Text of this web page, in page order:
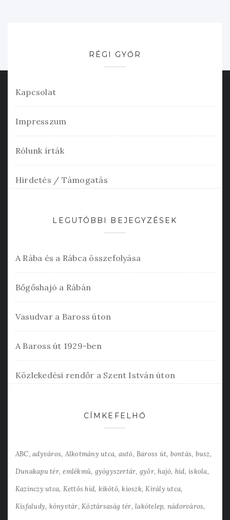
RÉGI GYŐR
Kapcsolat
Impresszum
Rólunk írták
Hirdetés / Támogatás
LEGUTÓBBI BEJEGYZÉSEK
A Rába és a Rábca összefolyása
Bőgőshajó a Rábán
Vasudvar a Baross úton
A Baross út 1929-ben
Közlekedési rendőr a Szent István úton
CÍMKEFELHŐ
ABC adyváros Alkotmány utca autó Baross út bontás busz
Dunakapu tér emlékmű gyógyszertár győr hajó híd iskola
Kazinczy utca Kettős híd kikötő kioszk Király utca
Kisfaludy könyvtár Köztársaság tér lakótelep nádorváros